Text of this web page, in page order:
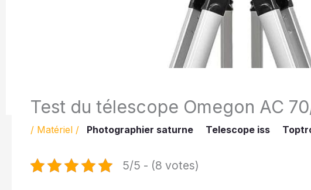
Test du télescope Omegon AC
/ Matériel / Photographier saturne Telescope iss
5/5 - (8 votes)